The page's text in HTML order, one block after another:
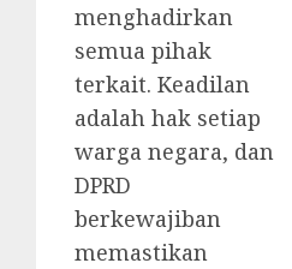
menghadirkan
semua pihak
terkait. Keadilan
adalah hak setiap
warga negara, dan
DPRD
berkewajiban
memastikan